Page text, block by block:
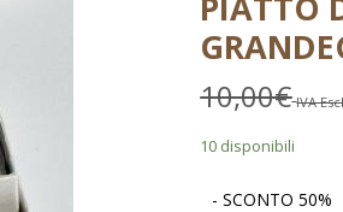
10,00€ IVA
10 disponibili
- SCONTO 50%